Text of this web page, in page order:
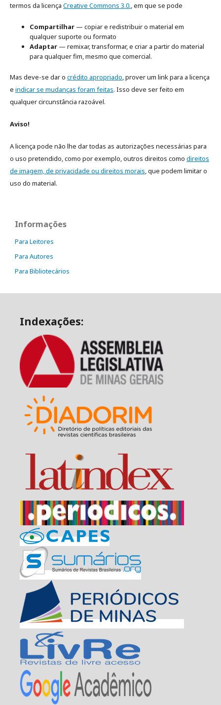
termos da licença Creative Commons 3.0. , em que se pode
Compartilhar — copiar e redistribuir o material em
qualquer suporte ou formato
Adaptar — remixar, transformar, e criar a partir do material
para qualquer fim, mesmo que comercial.
Mas deve-se dar o crédito apropriado , prover um link para a licença
e indicar se mudanças foram feitas. Isso deve ser feito em
qualquer circunstância razoável.
Aviso!
A licença pode não lhe dar todas as autorizações necessárias para
o uso pretendido, como por exemplo, outros direitos como direitos
de imagem, de privacidade ou direitos morais , que podem limitar o
uso do material.
Informações
Para Leitores
Para Autores
Para Bibliotecários
Indexações: